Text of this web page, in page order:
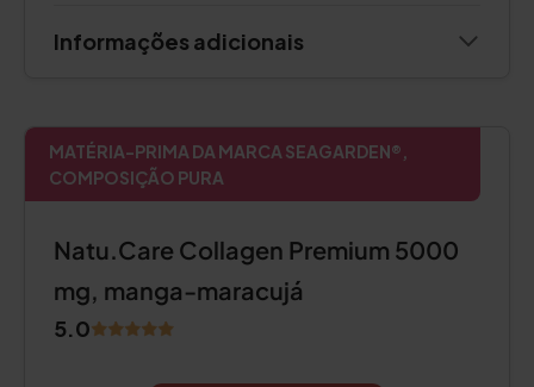
Informações adicionais
MATÉRIA-PRIMA DA MARCA SEAGARDEN®,
COMPOSIÇÃO PURA
Natu.Care Collagen Premium 5000
mg, manga-maracujá
5.0